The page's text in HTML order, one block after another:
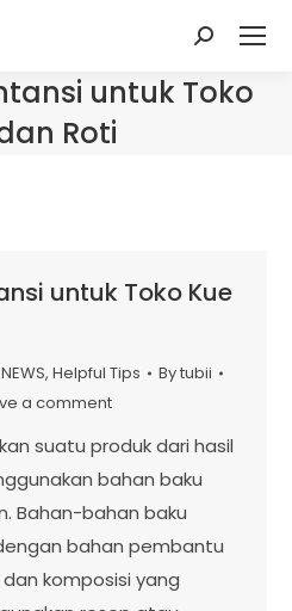
Search:
untuk Toko
Roti
untuk Toko Kue
, Helpful Tips Bytubii
a comment
suatu produk dari hasil
bahan baku
Bahan-bahan baku
bahan pembantu
komposisi yang